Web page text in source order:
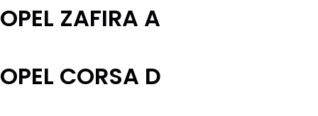
OPEL ZAFIRA A
OPEL CORSA D